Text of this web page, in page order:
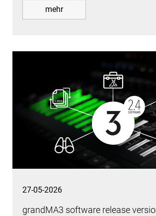
mehr
27-05-2026
grandMA3 software release